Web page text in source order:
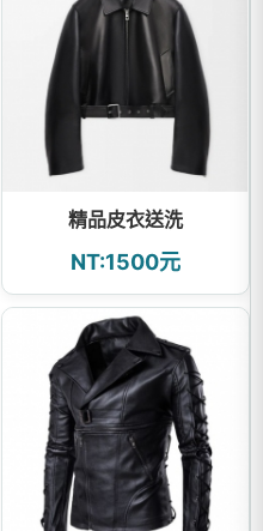
精品皮衣送洗
NT:1500元